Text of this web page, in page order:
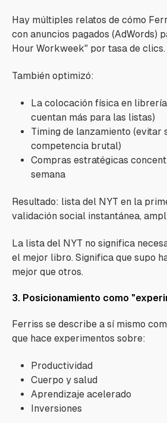
Hay múltiples relatos de cómo
con anuncios pagados (AdWords)
Hour Workweek" por tasa de clics.
También optimizó:
La colocación física en
cuentan más para las listas)
Timing de lanzamiento (evitar
competencia brutal)
Compras estratégicas
semana
Resultado: lista del NYT en la
validación social instantánea,
La lista del NYT no significa
el mejor libro. Significa que supo
mejor que otros.
3. Posicionamiento como
Ferriss se describe a sí mismo
que hace experimentos sobre:
Productividad
Cuerpo y salud
Aprendizaje acelerado
Inversiones